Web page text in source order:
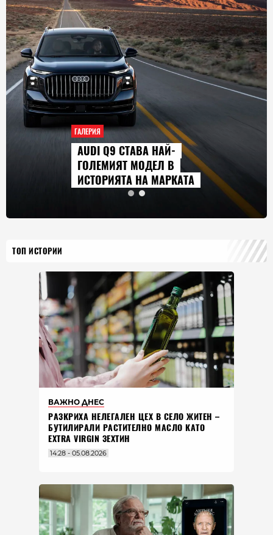
ГАЛЕРИЯ
AUDI Q9 СТАВА НАЙ-
ГОЛЕМИЯТ МОДЕЛ В
ИСТОРИЯТА НА МАРКАТА
ТОП ИСТОРИИ
ВАЖНО ДНЕС
РАЗКРИХА НЕЛЕГАЛЕН ЦЕХ В СЕЛО ЖИТЕН –
БУТИЛИРАЛИ РАСТИТЕЛНО МАСЛО КАТО
EXTRA VIRGIN ЗЕХТИН
14:28 - 05.08.2026